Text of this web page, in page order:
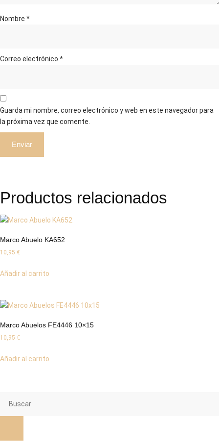
Nombre *
Correo electrónico *
Guarda mi nombre, correo electrónico y web en este navegador para
la próxima vez que comente.
Productos relacionados
Marco Abuelo KA652
10,95 €
Añadir al carrito
Marco Abuelos FE4446 10×15
10,95 €
Añadir al carrito